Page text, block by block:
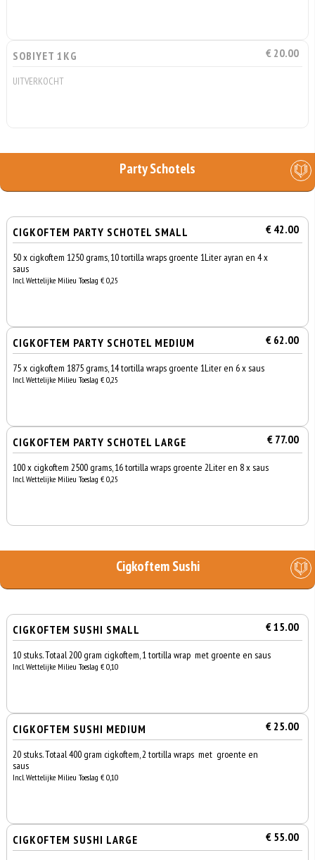
SOBIYET 1KG € 20.00
UITVERKOCHT
Party Schotels
CIGKOFTEM PARTY SCHOTEL SMALL € 42.00
50 x cigkoftem 1250 grams, 10 tortilla wraps groente 1Liter ayran en 4 x
saus
Incl. Wettelijke Milieu Toeslag € 0,25
CIGKOFTEM PARTY SCHOTEL MEDIUM € 62.00
75 x cigkoftem 1875 grams, 14 tortilla wraps groente 1Liter en 6 x saus
Incl. Wettelijke Milieu Toeslag € 0,25
CIGKOFTEM PARTY SCHOTEL LARGE € 77.00
100 x cigkoftem 2500 grams, 16 tortilla wraps groente 2Liter en 8 x saus
Incl. Wettelijke Milieu Toeslag € 0,25
Cigkoftem Sushi
CIGKOFTEM SUSHI SMALL € 15.00
10 stuks. Totaal 200 gram cigkoftem, 1 tortilla wrap met groente en saus
Incl. Wettelijke Milieu Toeslag € 0,10
CIGKOFTEM SUSHI MEDIUM € 25.00
20 stuks. Totaal 400 gram cigkoftem, 2 tortilla wraps met groente en
saus
Incl. Wettelijke Milieu Toeslag € 0,10
CIGKOFTEM SUSHI LARGE € 55.00